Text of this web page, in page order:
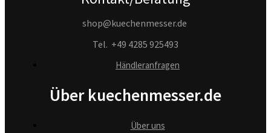
shop@kuechenmesser.de
Tel. +49 4285 925493
Händleranfragen
Über kuechenmesser.de
Über uns